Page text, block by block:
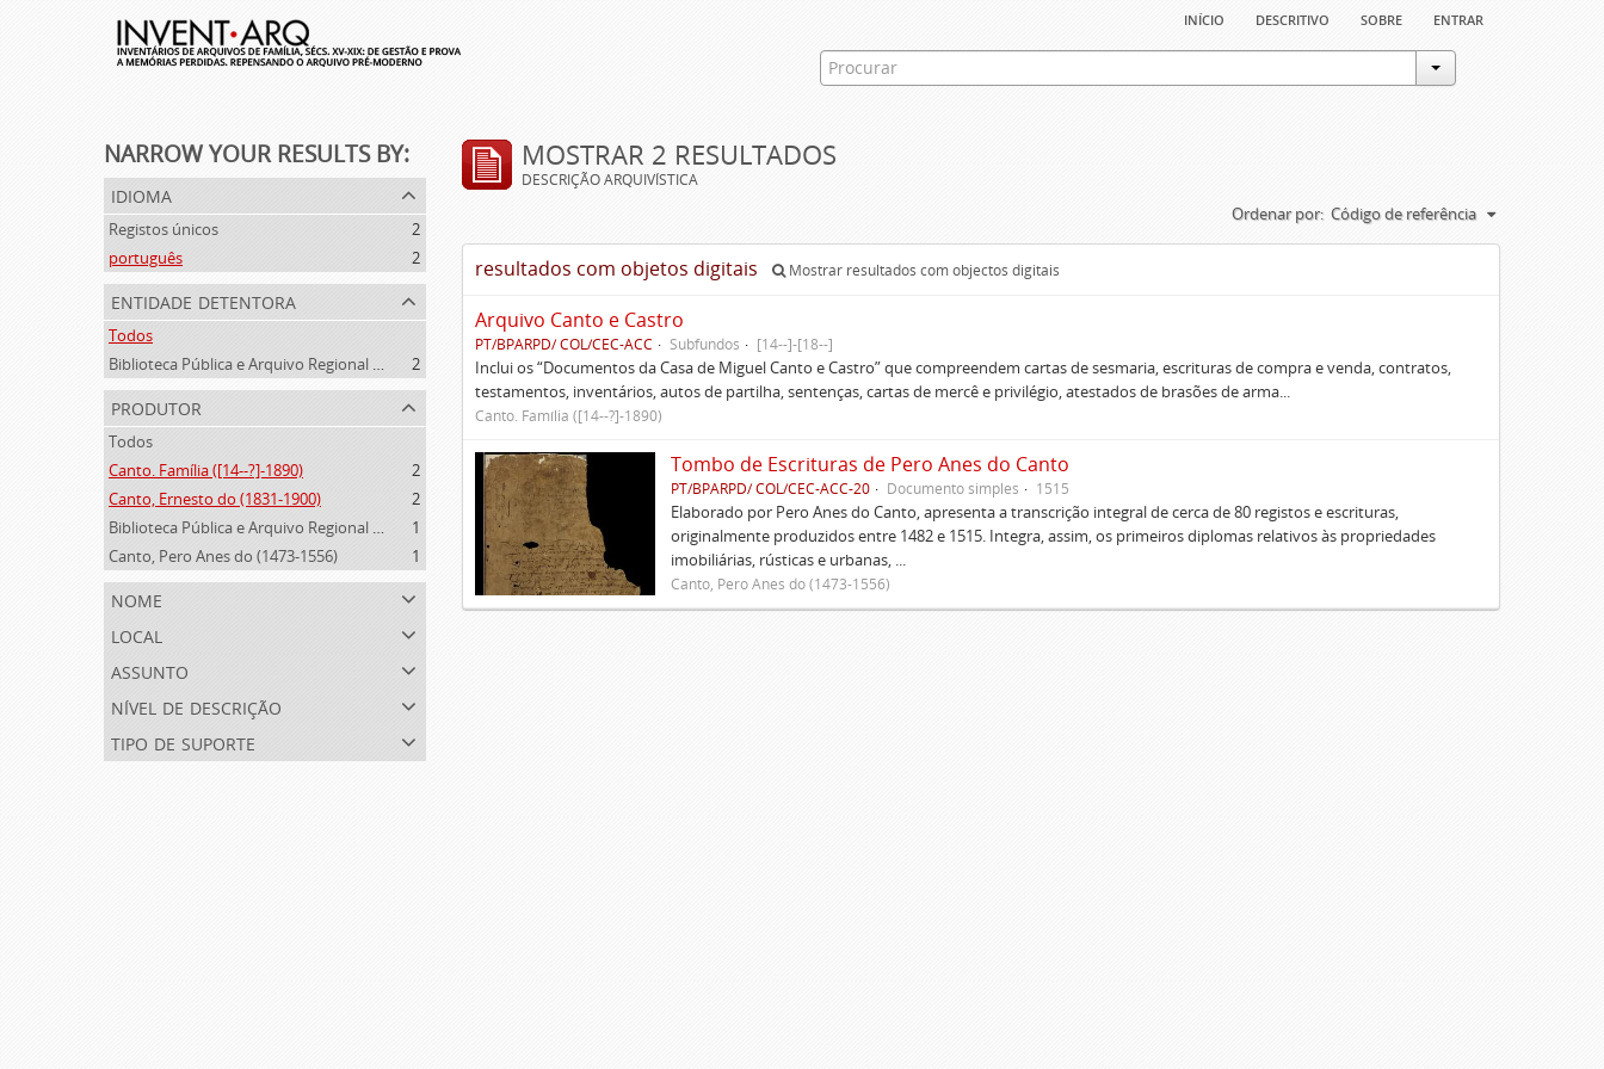
início descritivo sobre entrar
NARROW YOUR RESULTS BY:
idioma
Registos únicos
2
português
2
entidade detentora
Todos
Biblioteca Pública e Arquivo Regional de Ponta Delgada
2
produtor
Todos
Canto. Família ([14--?]-1890)
2
Canto, Ernesto do (1831-1900)
2
Biblioteca Pública e Arquivo Regional de Ponta Delgada (1841- )
1
Canto, Pero Anes do (1473-1556)
1
nome
local
assunto
nível de descrição
tipo de suporte
MOSTRAR 2 RESULTADOS
DESCRIÇÃO ARQUIVÍSTICA
Ordenar por: Código de referência
resultados com objetos digitais Mostrar resultados com objectos digitais
Arquivo Canto e Castro
PT/BPARPD/ COL/CEC-ACC Subfundos [14--]-[18--]
Inclui os “Documentos da Casa de Miguel Canto e Castro” que compreendem cartas de sesmaria, escrituras de compra e venda, contratos,
testamentos, inventários, autos de partilha, sentenças, cartas de mercê e privilégio, atestados de brasões de arma...
Canto. Família ([14--?]-1890)
Tombo de Escrituras de Pero Anes do Canto
PT/BPARPD/ COL/CEC-ACC-20 Documento simples 1515
Elaborado por Pero Anes do Canto, apresenta a transcrição integral de cerca de 80 registos e escrituras,
originalmente produzidos entre 1482 e 1515. Integra, assim, os primeiros diplomas relativos às propriedades
imobiliárias, rústicas e urbanas, ...
Canto, Pero Anes do (1473-1556)